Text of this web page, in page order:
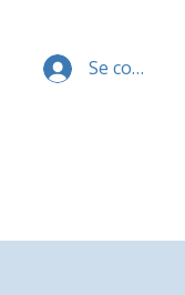
Se connecter